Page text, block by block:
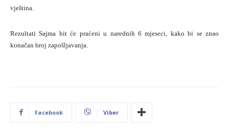
vještina.
Rezultati Sajma bit će praćeni u narednih 6 mjeseci, kako bi se znao
konačan broj zapošljavanja.
Facebook Viber